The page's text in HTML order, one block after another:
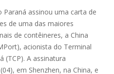
assinou uma carta de
de uma das maiores
de contêineres, a China
acionista do Terminal
(TCP). A assinatura
em Shenzhen, na China, e